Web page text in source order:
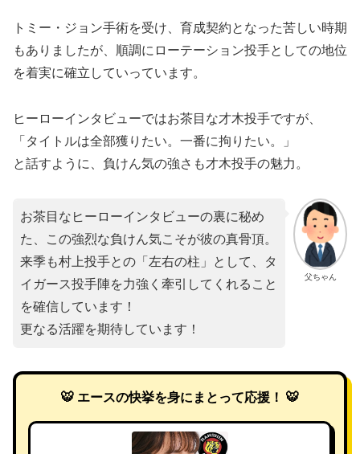
トミー・ジョン手術を受け、育成契約となった苦しい時期
もありましたが、順調にローテーション投手としての地位
を着実に確立していっています。
ヒーローインタビューではお茶目な才木投手ですが、
「タイトルは全部獲りたい。一番に拘りたい。」
と話すように、負けん気の強さも才木投手の魅力。
父ちゃん
お茶目なヒーローインタビューの裏に秘め
た、この強烈な負けん気こそが彼の真骨頂。
来季も村上投手との「左右の柱」として、タ
イガース投手陣を力強く牽引してくれること
を確信しています！
更なる活躍を期待しています！
🐯 エースの快挙を身にまとって応援！ 🐯